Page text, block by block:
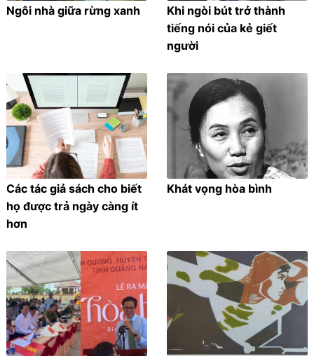
Ngôi nhà giữa rừng xanh
Khi ngòi bút trở thành
tiếng nói của kẻ giết
người
Các tác giả sách cho biết
họ được trả ngày càng ít
hơn
Khát vọng hòa bình